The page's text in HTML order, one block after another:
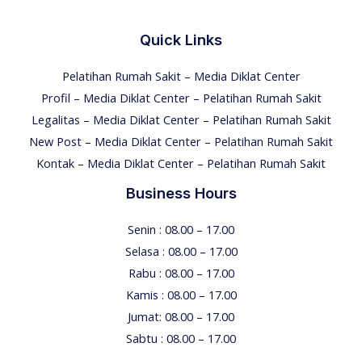
Quick Links
Pelatihan Rumah Sakit – Media Diklat Center
Profil – Media Diklat Center – Pelatihan Rumah Sakit
Legalitas – Media Diklat Center – Pelatihan Rumah Sakit
New Post – Media Diklat Center – Pelatihan Rumah Sakit
Kontak – Media Diklat Center – Pelatihan Rumah Sakit
Business Hours
Senin : 08.00 – 17.00
Selasa : 08.00 – 17.00
Rabu : 08.00 – 17.00
Kamis : 08.00 – 17.00
Jumat: 08.00 – 17.00
Sabtu : 08.00 – 17.00